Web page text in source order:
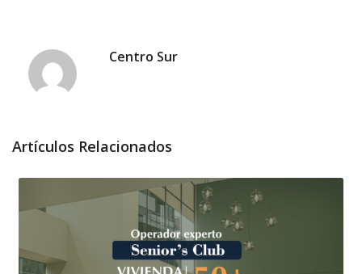
Centro Sur
Artículos Relacionados